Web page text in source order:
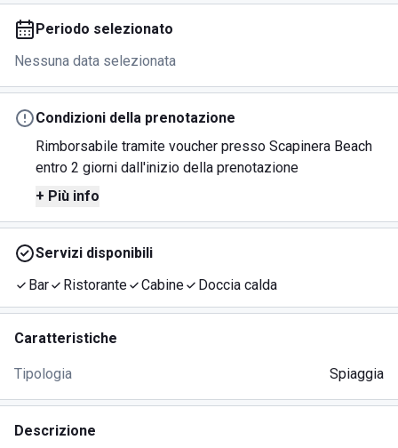
Periodo selezionato
Nessuna data selezionata
Condizioni della prenotazione
Rimborsabile tramite voucher presso Scapinera Beach
entro 2 giorni dall'inizio della prenotazione
+ Più info
Servizi disponibili
Bar
Ristorante Cabine Doccia calda
Caratteristiche
Tipologia Spiaggia
Descrizione